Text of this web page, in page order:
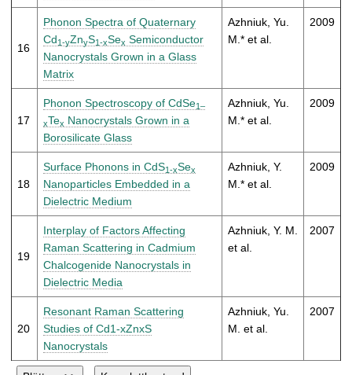
16
Phonon Spectra of Quaternary
Cd1-yZnyS1-xSex Semiconductor
Nanocrystals Grown in a Glass
Matrix
Azhniuk, Yu.
M.* et al.
2009
17
Phonon Spectroscopy of CdSe1–
xTex Nanocrystals Grown in a
Borosilicate Glass
Azhniuk, Yu.
M.* et al.
2009
18
Surface Phonons in CdS1-xSex
Nanoparticles Embedded in a
Dielectric Medium
Azhniuk, Y.
M.* et al.
2009
19
Interplay of Factors Affecting
Raman Scattering in Cadmium
Chalcogenide Nanocrystals in
Dielectric Media
Azhniuk, Y. M.
et al.
2007
20
Resonant Raman Scattering
Studies of Cd1-xZnxS
Nanocrystals
Azhniuk, Yu.
M. et al.
2007